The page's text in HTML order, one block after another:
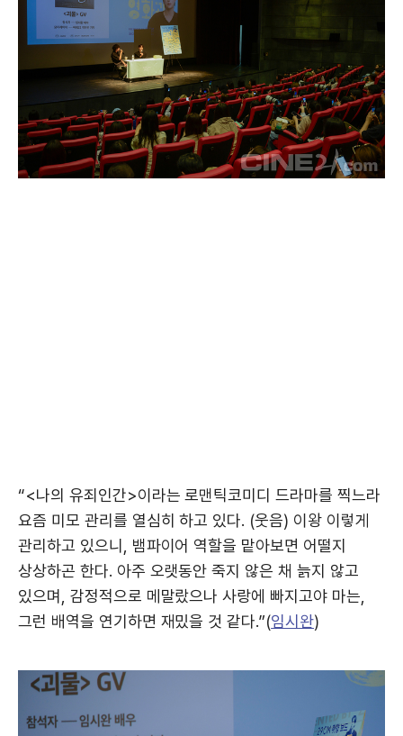
“<나의 유죄인간>이라는 로맨틱코미디 드라마를 찍느라
요즘 미모 관리를 열심히 하고 있다. (웃음) 이왕 이렇게
관리하고 있으니, 뱀파이어 역할을 맡아보면 어떨지
상상하곤 한다. 아주 오랫동안 죽지 않은 채 늙지 않고
있으며, 감정적으로 메말랐으나 사랑에 빠지고야 마는,
그런 배역을 연기하면 재밌을 것 같다.”(임시완)